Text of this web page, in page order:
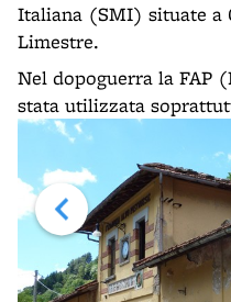
Italiana (SMI) situate a
Limestre.
Nel dopoguerra la FAP
stata utilizzata